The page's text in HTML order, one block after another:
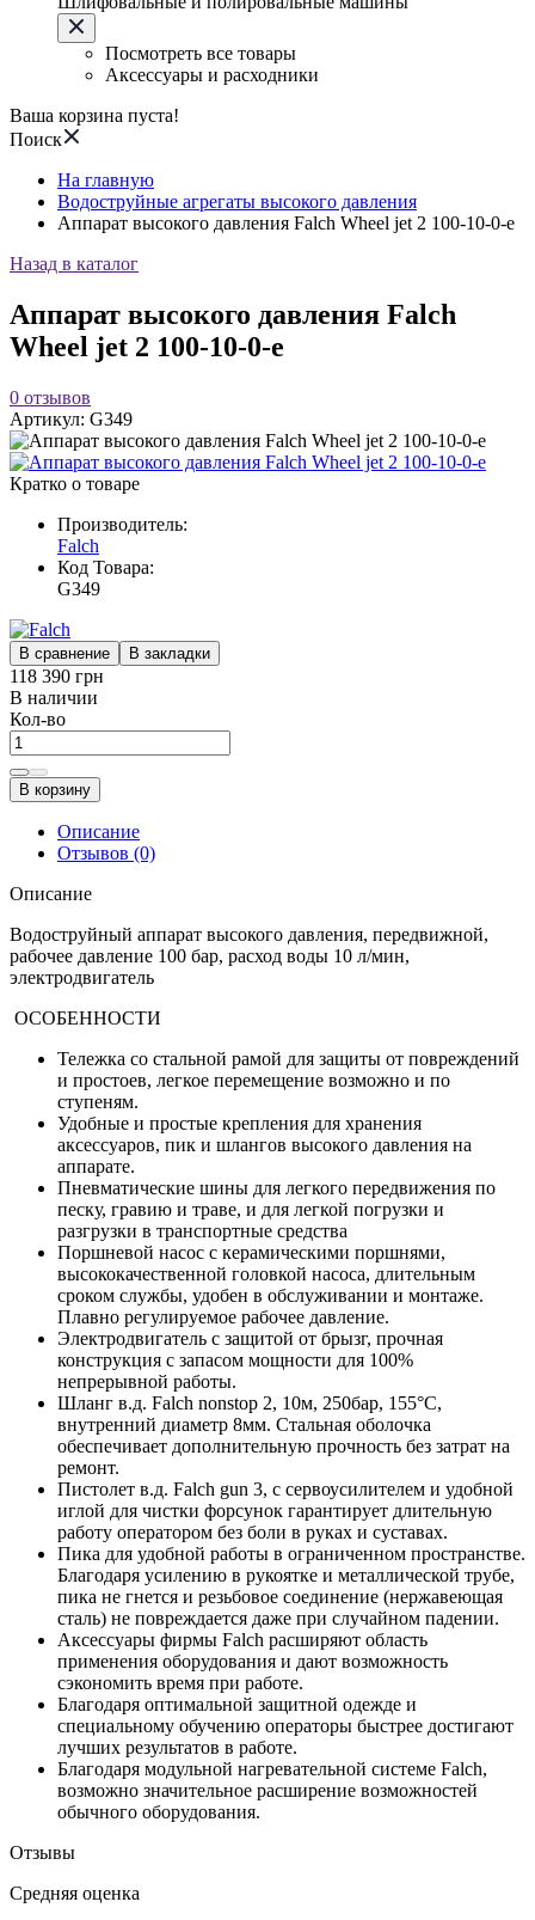
Посмотреть все товары
Аксессуары и расходники
Ваша корзина пуста!
Поиск
На главную
Водоструйные агрегаты высокого давления
Аппарат высокого давления Falch Wheel jet 2 100-10-0-e
Назад в каталог
Аппарат высокого давления Falch
Wheel jet 2 100-10-0-e
0 отзывов
Артикул: G349
Кратко о товаре
Производитель:
Falch
Код Товара:
G349
В сравнение В закладки
118 390 грн
В наличии
Кол-во
В корзину
Описание
Отзывов (0)
Описание
Водоструйный аппарат высокого давления, передвижной,
рабочее давление 100 бар, расход воды 10 л/мин,
электродвигатель
ОСОБЕННОСТИ
Тележка со стальной рамой для защиты от повреждений
и простоев, легкое перемещение возможно и по
ступеням.
Удобные и простые крепления для хранения
аксессуаров, пик и шлангов высокого давления на
аппарате.
Пневматические шины для легкого передвижения по
песку, гравию и траве, и для легкой погрузки и
разгрузки в транспортные средства
Поршневой насос с керамическими поршнями,
высококачественной головкой насоса, длительным
сроком службы, удобен в обслуживании и монтаже.
Плавно регулируемое рабочее давление.
Электродвигатель с защитой от брызг, прочная
конструкция с запасом мощности для 100%
непрерывной работы.
Шланг в.д. Falch nonstop 2, 10м, 250бар, 155°C,
внутренний диаметр 8мм. Стальная оболочка
обеспечивает дополнительную прочность без затрат на
ремонт.
Пистолет в.д. Falch gun 3, с сервоусилителем и удобной
иглой для чистки форсунок гарантирует длительную
работу оператором без боли в руках и суставах.
Пика для удобной работы в ограниченном пространстве.
Благодаря усилению в рукоятке и металлической трубе,
пика не гнется и резьбовое соединение (нержавеющая
сталь) не повреждается даже при случайном падении.
Аксессуары фирмы Falch расширяют область
применения оборудования и дают возможность
сэкономить время при работе.
Благодаря оптимальной защитной одежде и
специальному обучению операторы быстрее достигают
лучших результатов в работе.
Благодаря модульной нагревательной системе Falch,
возможно значительное расширение возможностей
обычного оборудования.
Отзывы
Средняя оценка